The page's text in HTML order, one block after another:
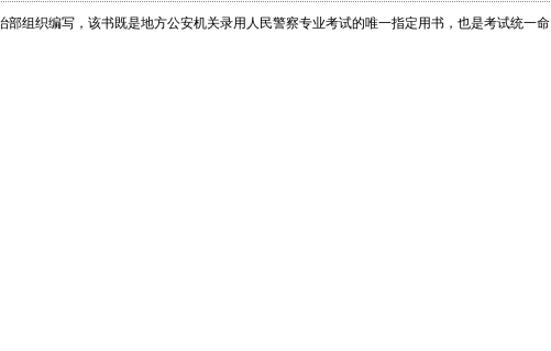
部组织编写，该书既是地方公安机关录用人民警察专业考试的唯一指定用书，也是考试统一命